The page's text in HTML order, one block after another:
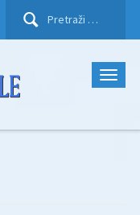
Pretraži: